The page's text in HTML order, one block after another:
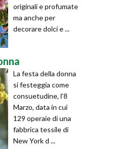
originali e profumate
ma anche per
decorare dolci e ...
La festa della donna
si festeggia come
consuetudine, l’8
Marzo, data in cui
129 operaie di una
fabbrica tessile di
New York d ...